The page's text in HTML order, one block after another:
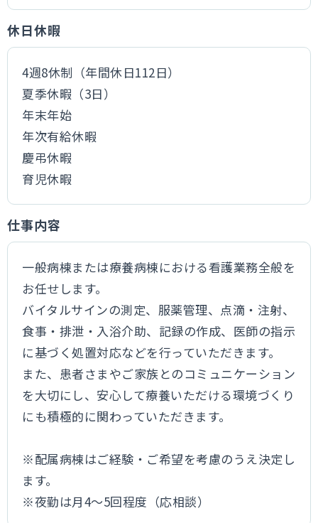
休日休暇
4週8休制（年間休日112日）
夏季休暇（3日）
年末年始
年次有給休暇
慶弔休暇
育児休暇
仕事内容
一般病棟または療養病棟における看護業務全般を
お任せします。
バイタルサインの測定、服薬管理、点滴・注射、
食事・排泄・入浴介助、記録の作成、医師の指示
に基づく処置対応などを行っていただきます。
また、患者さまやご家族とのコミュニケーション
を大切にし、安心して療養いただける環境づくり
にも積極的に関わっていただきます。
※配属病棟はご経験・ご希望を考慮のうえ決定し
ます。
※夜勤は月4～5回程度（応相談）